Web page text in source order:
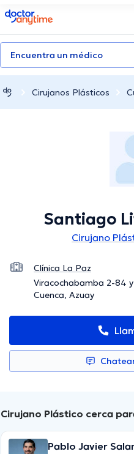
doctoranytime
Encuentra un médico
Cirujanos Plásticos
Santiago
Cirujano
Clínica La Paz
Viracochabamba 2-84
Cuenca, Azuay
Cirujano Plástico cerca
Pablo Javier